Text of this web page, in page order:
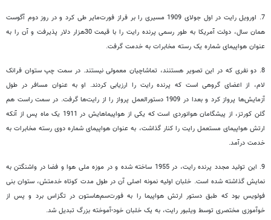
7. اورویل رایت در اول جولای 1909 مسیری را بر فراز فورت‌مایر طی کرد و در روز دوم آگوست
همان سال، دولت آمریکا به طور رسمی پرنده رایت را با قیمت 30هزار دلار پذیرفت و آن را به
عنوان هواپیمای شماره یک رسته مخابرات به خدمت گرفت.
8. دو نفری که در این تصویر هستنند، تماشاچیان معمولی نیستند. در سمت چپ ستوان فرانک
لام، از اعضای گروهی است که پرنده رایت را ارزیابی کردند. او به عنوان مسافر در طول
آزمایش‌ها پرواز کرد و بعدا در 1909 دستورالعمل پرواز را از رایت‌ها گرفت. در سمت راست هم
گلن کورتز، از پیشگامان هوانوردی است که یکی از هواپیماهایش در 1911 یک ماه پس از آنکه
ارتش هواپیمای مستعمل رایت را کنار گذاشت، به عنوان هواپیمای شماره دوی رسته مخابرات به
خدمت درآمد.
9. این تولید مجدد پرنده رایت، در 1955 ساخته شده و در موزه ملی هوا و فضا در واشنگتن‌ به
نمایش گذاشته شده است. خلبان اولیه نمونه اصلی آن در طول مدت کوتاه خدمتش، ستوان بنی
فولویس بود که طبق دستور ارتش هواپیما را به فورت‌سم‌هاستون در تگزاس برد و پس از
خوآموزی مختصری توسط ویلبور رایت، به یک خلبان خود-آموخته بزرگ تبدیل شد.